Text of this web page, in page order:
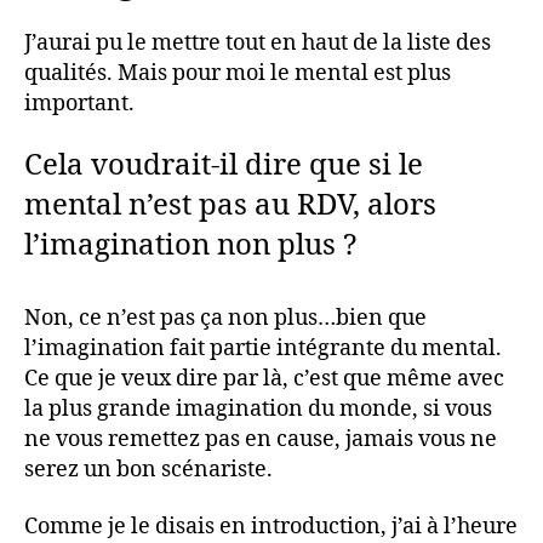
J’aurai pu le mettre tout en haut de la liste des
qualités. Mais pour moi le mental est plus
important.
Cela voudrait-il dire que si le
mental n’est pas au RDV, alors
l’imagination non plus ?
Non, ce n’est pas ça non plus…bien que
l’imagination fait partie intégrante du mental.
Ce que je veux dire par là, c’est que même avec
la plus grande imagination du monde, si vous
ne vous remettez pas en cause, jamais vous ne
serez un bon scénariste.
Comme je le disais en introduction, j’ai à l’heure